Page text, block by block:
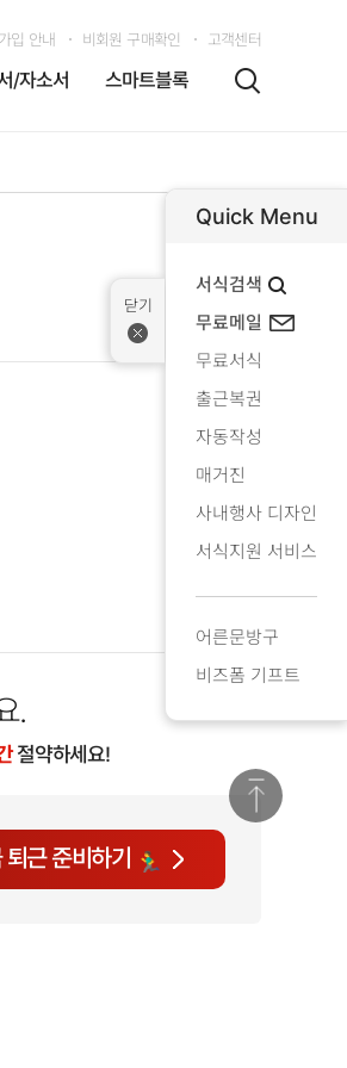
/자소서 스마트블록
입 안내 비회원 구매확인 고객센터
.
절약하세요!
퇴근 준비하기
Quick Menu
서식검색
무료메일
무료서식
출근복권
자동작성
매거진
사내행사 디자인
서식지원 서비스
어른문방구
비즈폼 기프트